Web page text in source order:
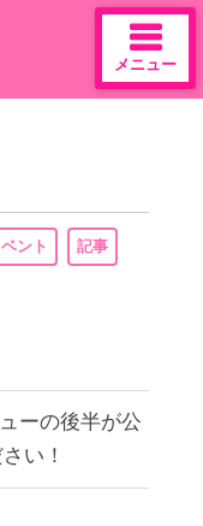
メニュー
ント 記事
ーの後半が公
い！